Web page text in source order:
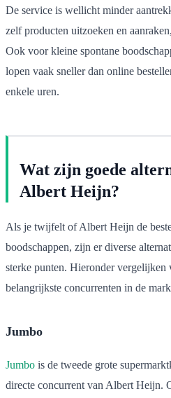
De service is wellicht minder
zelf producten uitzoeken en
Ook voor kleine spontane
lopen vaak sneller dan online
enkele uren.
Wat zijn goede
Albert Heijn?
Als je twijfelt of Albert Heijn de
boodschappen, zijn er diverse
sterke punten. Hieronder
belangrijkste concurrenten in de
Jumbo
Jumbo is de tweede grote
directe concurrent van Albert Heijn.